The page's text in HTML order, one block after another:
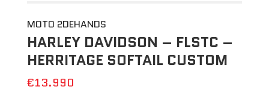
MOTO 2DEHANDS
HARLEY DAVIDSON – FLSTC –
HERRITAGE SOFTAIL CUSTOM
€13.990